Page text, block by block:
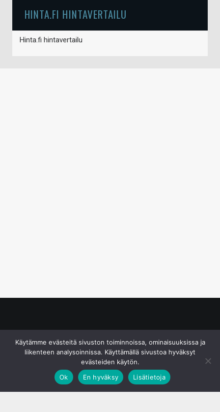
HINTA.FI HINTAVERTAILU
Hinta.fi hintavertailu
Käytämme evästeitä sivuston toiminnoissa, ominaisuuksissa ja
liikenteen analysoinnissa. Käyttämällä sivustoa hyväksyt
evästeiden käytön.
Ok
En hyväksy Lisätietoja